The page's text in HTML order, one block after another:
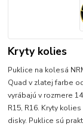
Kryty kolies
Puklice na kolesá
Quad v zlatej farbe
vyrábajú v rozmere
R15, R16. Kryty
disky. Puklice sú